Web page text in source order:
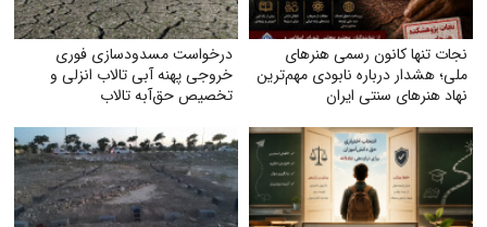
نجات تنها کانون رسمی هنرهای
ملی؛ هشدار درباره نابودی مهم‌ترین
نهاد هنرهای سنتی ایران
درخواست مسدودسازی فوری
خروجی پهنه آبی تالاب انزلی و
تخصیص حق‌آبه تالاب